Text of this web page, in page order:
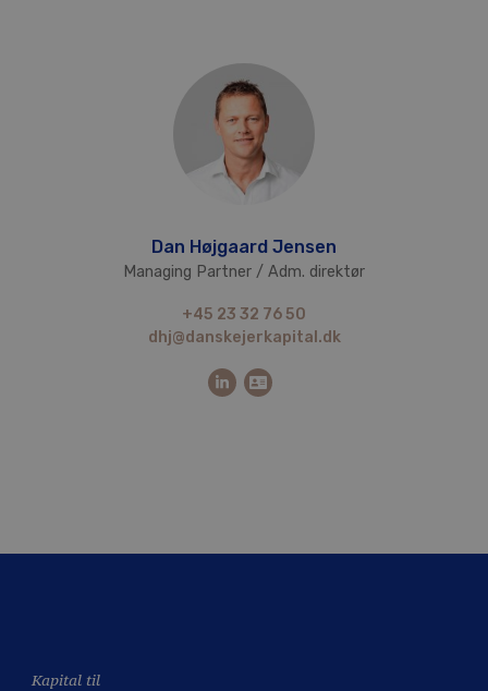
Dan Højgaard Jensen
Managing Partner / Adm. direktør
+45 23 32 76 50
dhj@danskejerkapital.dk
Kapital til